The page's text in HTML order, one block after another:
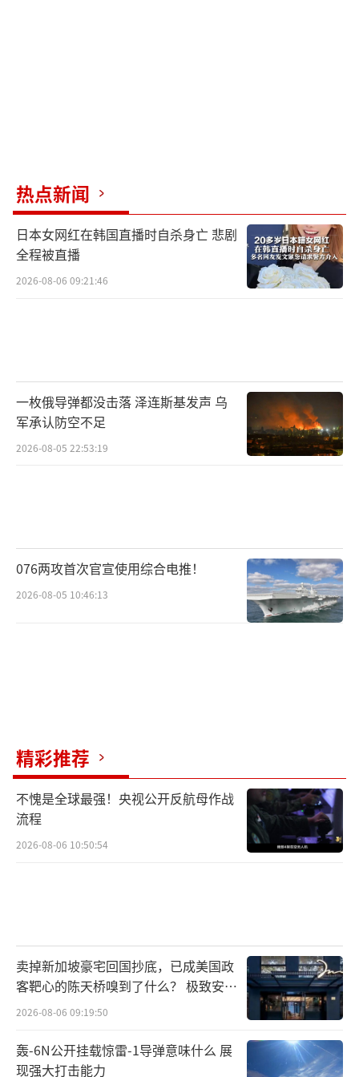
热点新闻
日本女网红在韩国直播时自杀身亡 悲剧
全程被直播
2026-08-06 09:21:46
一枚俄导弹都没击落 泽连斯基发声 乌
军承认防空不足
2026-08-05 22:53:19
076两攻首次官宣使用综合电推！
2026-08-05 10:46:13
精彩推荐
不愧是全球最强！央视公开反航母作战
流程
2026-08-06 10:50:54
卖掉新加坡豪宅回国抄底，已成美国政
客靶心的陈天桥嗅到了什么？ 极致安全
的追寻
2026-08-06 09:19:50
轰-6N公开挂载惊雷-1导弹意味什么 展
现强大打击能力